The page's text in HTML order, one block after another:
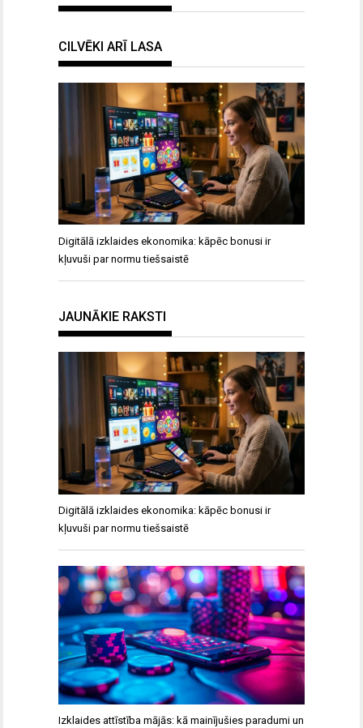
CILVĒKI ARĪ LASA
Digitālā izklaides ekonomika: kāpēc bonusi ir
kļuvuši par normu tiešsaistē
JAUNĀKIE RAKSTI
Digitālā izklaides ekonomika: kāpēc bonusi ir
kļuvuši par normu tiešsaistē
Izklaides attīstība mājās: kā mainījušies paradumi un